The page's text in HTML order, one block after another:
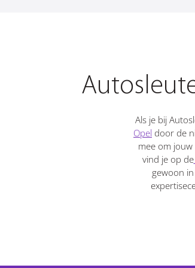
Als je bij
Opel door de
mee om
vind je op de
gewoon